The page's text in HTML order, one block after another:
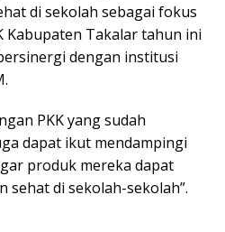
di sekolah sebagai fokus
Kabupaten Takalar tahun ini
dengan institusi
PKK yang sudah
dapat ikut mendampingi
produk mereka dapat
sehat di sekolah-sekolah”.